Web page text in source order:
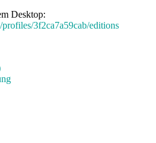
Desktop:
3f2ca7a59cab/editions